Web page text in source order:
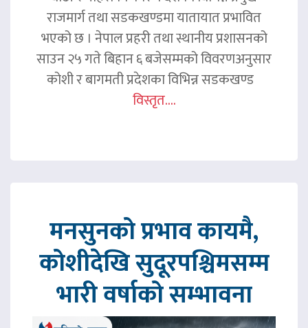
राजमार्ग तथा सडकखण्डमा यातायात प्रभावित
भएको छ । नेपाल प्रहरी तथा स्थानीय प्रशासनको
साउन २५ गते बिहान ६ बजेसम्मको विवरणअनुसार
कोशी र बागमती प्रदेशका विभिन्न सडकखण्ड
विस्तृत....
मनसुनको प्रभाव कायमै,
कोशीदेखि सुदूरपश्चिमसम्म
भारी वर्षाको सम्भावना